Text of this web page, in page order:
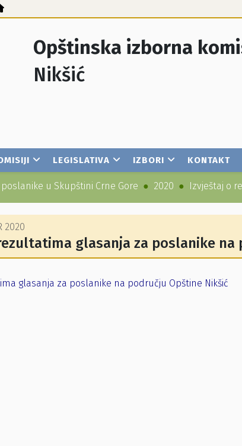
Opštinska izborna
Nikšić
LEGISLATIVA IZBORI KONTAKT
poslanike u Skupštini Crne Gore 2020 Izvještaj o
2020
glasanja za poslanike na
glasanja za poslanike na području Opštine Nikšić
- Mir je naša nacija